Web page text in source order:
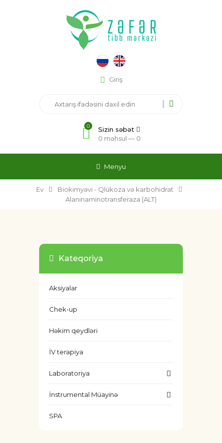
Giriş
0
Sizin səbət
0 məhsul — 0
Menyu
Ev
Biokimyəvi - Qlükoza və karbohidrat
Alaninaminotransferaza (ALT)
Kateqoriya
Aksiyalar
Chek-up
Həkim qeydləri
İV terapiya
Laboratoriya
İnstrumental Müayinə
SPA